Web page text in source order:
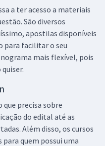
a ter acesso a materiais
São diversos
apostilas disponíveis
para facilitar o seu
mais flexível, pois
que precisa sobre
do edital até as
Além disso, os cursos
quem possui uma